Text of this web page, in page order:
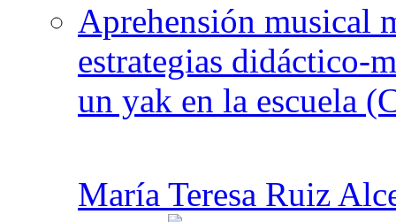
Aprehensión musical
estrategias didáctico-
un yak en la escuela
María Teresa Ruiz